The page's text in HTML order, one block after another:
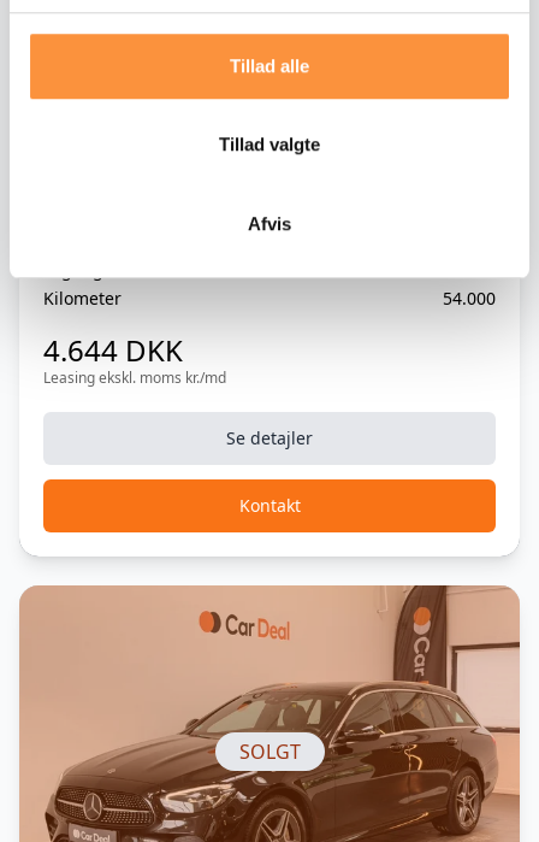
Tillad alle
Tillad valgte
Afvis
Kurvelys
Kørecomputer
Musikstreaming via Bluetooth
Parkeringssensor (for)
Svingbart træk
Svingbart træk, elektrisk
Kilometer
54.000
4.644 DKK
Leasing ekskl. moms kr./md
Se detajler
Kontakt
SOLGT